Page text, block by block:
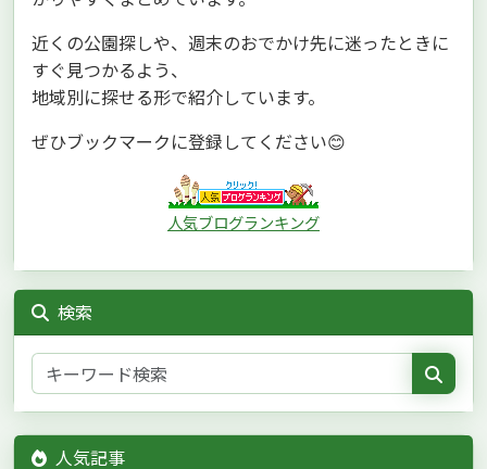
近くの公園探しや、週末のおでかけ先に迷ったときに
すぐ見つかるよう、
地域別に探せる形で紹介しています。
ぜひブックマークに登録してください😊
人気ブログランキング
検索
人気記事